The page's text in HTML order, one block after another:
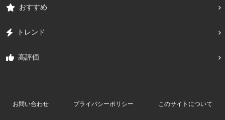
おすすめ
トレンド
高評価
お問い合わせ プライバシーポリシー このサイトについて